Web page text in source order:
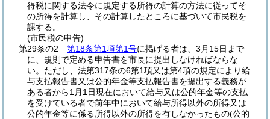
得税に関する法令に規定する所得の計算の方法に従ってそ
の所得を計算し、その計算したところに基づいて市民税を
課する。
(市民税の申告)
第29条の2
第18条第1項第1号に掲げる者は、3月15日まで
に、規則で定める申告書を市長に提出しなければならな
い。 ただし、法第317条の6第1項又は第4項の規定により給
与支払報告書又は公的年金等支払報告書を提出する義務が
ある者から1月1日現在において給与又は公的年金等の支払
を受けている者で前年中において給与所得以外の所得又は
公的年金等に係る所得以外の所得を有しなかったもの(公的